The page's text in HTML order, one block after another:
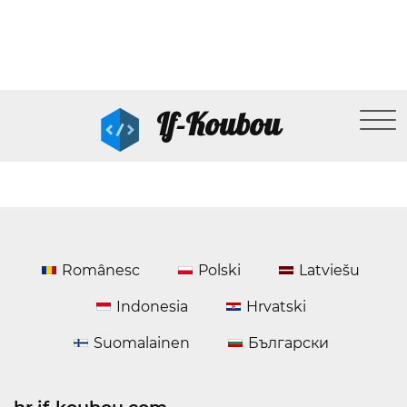
If-Koubou
Românesc Polski Latviešu
Indonesia Hrvatski
Suomalainen Български